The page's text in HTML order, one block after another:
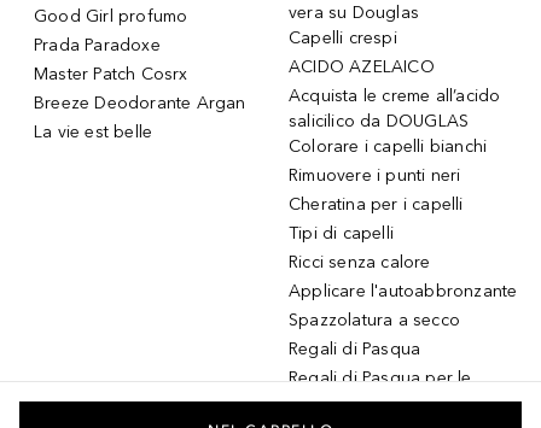
Good Girl profumo
Prada Paradoxe
Master Patch Cosrx
Breeze Deodorante Argan
La vie est belle
vera su Douglas
Capelli crespi
ACIDO AZELAICO
Acquista le creme all’acido
salicilico da DOUGLAS
Colorare i capelli bianchi
Rimuovere i punti neri
Cheratina per i capelli
Tipi di capelli
Ricci senza calore
Applicare l'autoabbronzante
Spazzolatura a secco
Regali di Pasqua
Regali di Pasqua per le
donne